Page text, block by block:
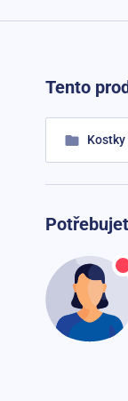
Tento
Kostky